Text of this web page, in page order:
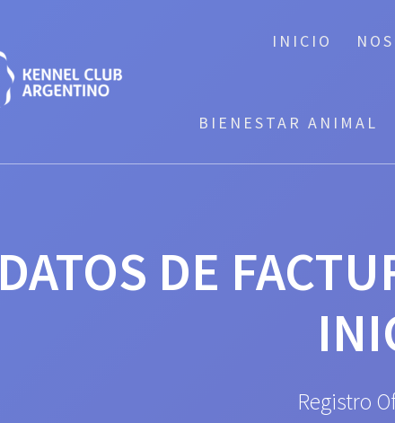
INICIO
BIENESTAR ANIMAL
DATOS DE
Registro